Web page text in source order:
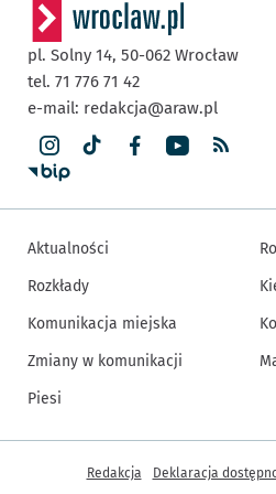
pl. Solny 14, 50-062 Wrocław
tel. 71 776 71 42
e-mail: redakcja@araw.pl
Aktualności
Rozkłady
Komunikacja miejska
Zmiany w komunikacji
Piesi
Inne informacje
Redakcja Deklaracja